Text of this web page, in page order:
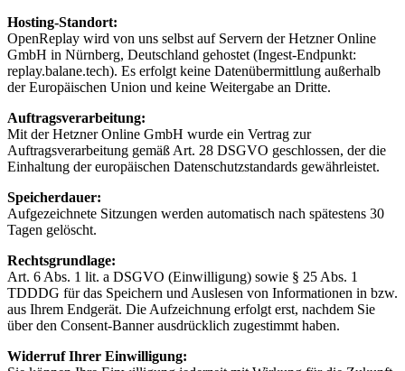
Hosting-Standort:
OpenReplay wird von uns selbst auf Servern der Hetzner Online
GmbH in Nürnberg, Deutschland gehostet (Ingest-Endpunkt:
replay.balane.tech). Es erfolgt keine Datenübermittlung außerhalb
der Europäischen Union und keine Weitergabe an Dritte.
Auftragsverarbeitung:
Mit der Hetzner Online GmbH wurde ein Vertrag zur
Auftragsverarbeitung gemäß Art. 28 DSGVO geschlossen, der die
Einhaltung der europäischen Datenschutzstandards gewährleistet.
Speicherdauer:
Aufgezeichnete Sitzungen werden automatisch nach spätestens 30
Tagen gelöscht.
Rechtsgrundlage:
Art. 6 Abs. 1 lit. a DSGVO (Einwilligung) sowie § 25 Abs. 1
TDDDG für das Speichern und Auslesen von Informationen in bzw.
aus Ihrem Endgerät. Die Aufzeichnung erfolgt erst, nachdem Sie
über den Consent-Banner ausdrücklich zugestimmt haben.
Widerruf Ihrer Einwilligung: